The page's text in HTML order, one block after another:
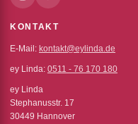
KONTAKT
E-Mail: kontakt@eylinda.de
ey Linda: 0511 - 76 170 180
ey Linda
Stephanusstr. 17
30449 Hannover